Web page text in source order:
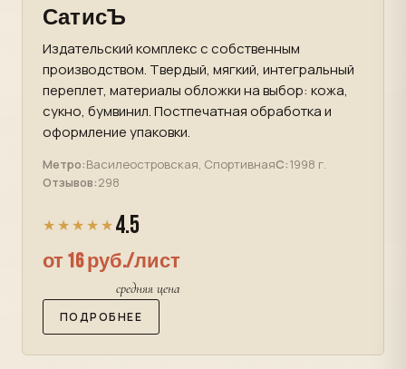
СатисЪ
Издательский комплекс с собственным
производством. Твердый, мягкий, интегральный
переплет, материалы обложки на выбор: кожа,
сукно, бумвинил. Постпечатная обработка и
оформление упаковки.
Метро:Василеостровская, СпортивнаяС:1998 г.
Отзывов:298
★★★★★ 4.5
от 16 руб./лист
средняя цена
ПОДРОБНЕЕ